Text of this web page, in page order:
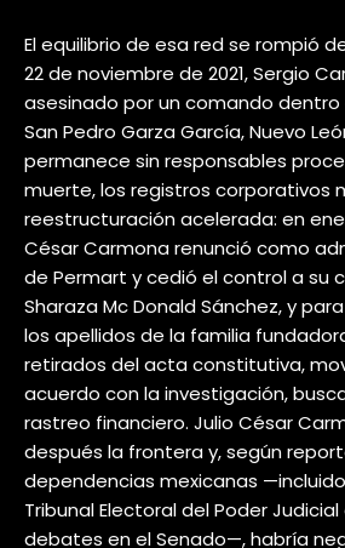
El equilibrio de esa red se rompió
22 de noviembre de 2021, Sergio
asesinado por un comando
San Pedro Garza García, Nuevo
permanece sin responsables
muerte, los registros corporativos
reestructuración acelerada: en
César Carmona renunció como
de Permart y cedió el control a su
Sharaza Mc Donald Sánchez, y
los apellidos de la familia
retirados del acta constitutiva,
acuerdo con la investigación,
rastreo financiero. Julio César
después la frontera y, según
dependencias mexicanas
Tribunal Electoral del Poder
debates en el Senado—, habría